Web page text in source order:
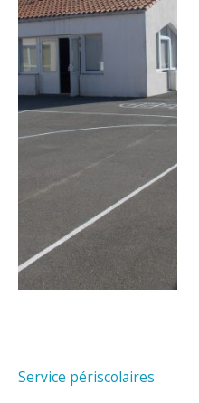
Service périscolaires